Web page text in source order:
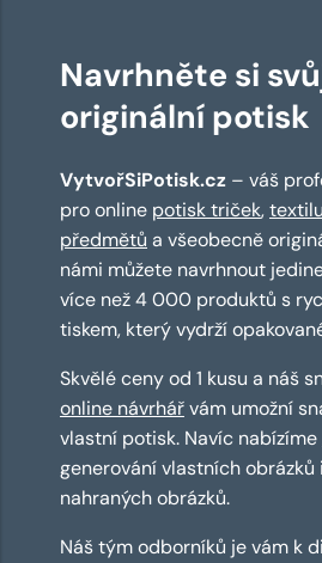
Navrhněte si
originální potisk
VytvořSiPotisk.cz – váš
pro online potisk triček,textilu
předmětů a všeobecně
námi můžete navrhnout
více než 4 000 produktů s
tiskem, který vydrží
Skvělé ceny od 1 kusu a náš
online návrhářvám umožní
vlastní potisk. Navíc nabízíme
generování vlastních obrázků
nahraných obrázků.
Náš tým odborníků je vám k